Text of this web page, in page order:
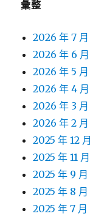
彙整
2026 年 7 月
2026 年 6 月
2026 年 5 月
2026 年 4 月
2026 年 3 月
2026 年 2 月
2025 年 12 月
2025 年 11 月
2025 年 9 月
2025 年 8 月
2025 年 7 月